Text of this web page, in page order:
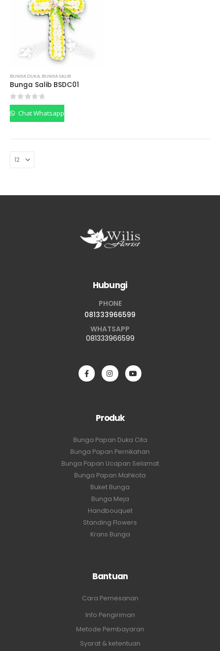
BUNGA DUKA, BUNGA SALIB
Bunga Salib BSDC01
0out of 5
Chat Whatsapp
Hubungi
PHONE
081333966599
WHATSAPP
081333966599
Produk
Bunga Papan Duka Cita
Bunga Papan Pernikahan
Bunga Papan Ucapan Selamat
Bunga Papan Mahkota
Buket Bunga
Bunga Meja
Handbouquet
Standing Flowers
Krans Bunga
Bantuan
Cara Pemesanan
Info Pengiriman
Metode Pembayaran
Syarat & ketentuan